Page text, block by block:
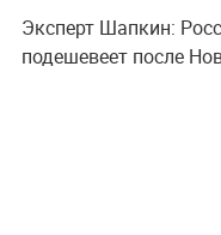
Эксперт Шапкин:
подешевеет после